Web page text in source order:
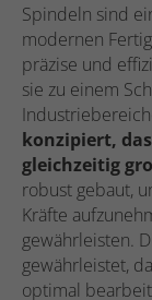
Spindeln sind
modernen
präzise und
sie zu einem
konzipiert,
gleichzeitig
robust gebaut,
Kräfte
gewährleisten.
gewährleistet,
optimal